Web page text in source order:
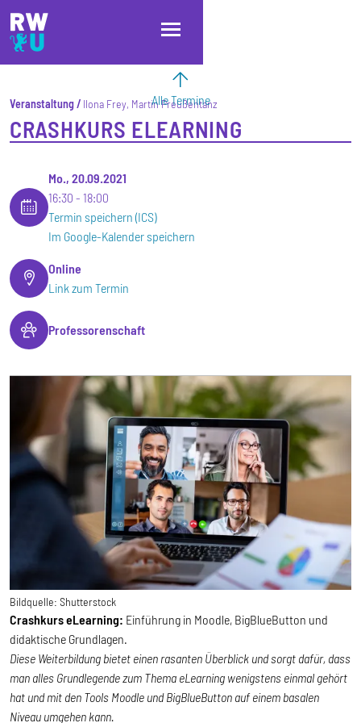
Direkt zum Inhalt
Direkt zur Hauptnavigation
Direkt zum Fußbereich
Alle Termine
Veranstaltung Ilona Frey, Martin Preußentanz
CRASHKURS ELEARNING
Mo., 20.09.2021
16:30
18:00
Termin speichern (ICS)
Im Google-Kalender speichern
Online
Link zum Termin
Professorenschaft
Bildquelle: Shutterstock
Crashkurs eLearning: Einführung in Moodle, BigBlueButton und
didaktische Grundlagen.
Diese Weiterbildung bietet einen rasanten Überblick und sorgt dafür, dass
man alles Grundlegende zum Thema eLearning wenigstens einmal gehört
hat und mit den Tools Moodle und BigBlueButton auf einem basalen
Niveau umgehen kann.